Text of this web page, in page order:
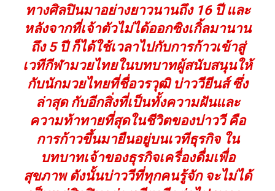
ทางศิลปินมาอย่างยาวนานถึง 16 ปี และ
หลังจากที่เจ้าตัวไม่ได้ออกซิงเกิ้ลมานาน
ถึง 5 ปี ก็ได้ใช้เวลาไปกับการก้าวเข้าสู่
เวทีกีฬามวยไทยในบทบาทผู้สนับสนุนให้
กับนักมวยไทยที่ชื่อวรวุฒิ บ่าววียีนส์ ซึ่ง
ล่าสุด กับอีกสิ่งที่เป็นทั้งความฝันและ
ความท้าทายที่สุดในชีวิตของบ่าววี คือ
การก้าวขึ้นมายืนอยู่บนเวทีธุรกิจ ใน
บทบาทเจ้าของธุรกิจเครื่องดื่มเพื่อ
สุขภาพ ดังนั้นบ่าววีที่ทุกคนรู้จัก จะไม่ได้